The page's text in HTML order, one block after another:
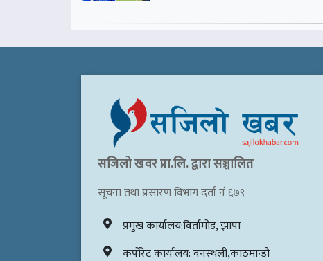
सजिलो खवर प्रा.लि. द्वारा सञ्चालित
सूचना तथा प्रसारण विभाग दर्ता नं ६७९
प्रमुख कार्यालय:विर्तामोड, झापा
कर्पोरेट कार्यालय: वनस्थली,काठमान्डौ